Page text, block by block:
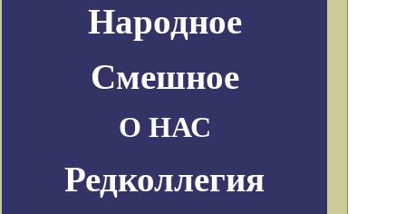
Народное
Смешное
О НАС
Редколлегия